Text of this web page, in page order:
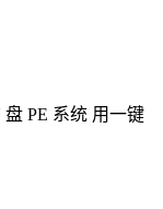
PE 系统 用一键